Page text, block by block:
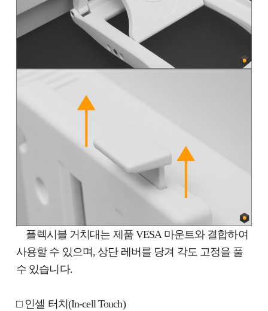
플렉시블 거치대는 제품 VESA 마운트와 결합하여
사용할 수 있으며, 상단 레버를 당겨 각도 고정을 풀
수 있습니다.
□ 인셀 터치(In-cell Touch)